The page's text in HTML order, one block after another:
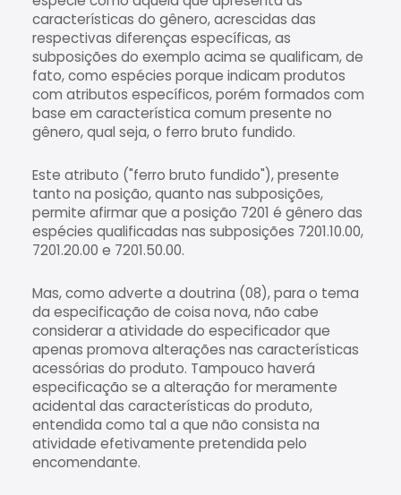
características do gênero, acrescidas das
respectivas diferenças específicas, as
subposições do exemplo acima se qualificam, de
fato, como espécies porque indicam produtos
com atributos específicos, porém formados com
base em característica comum presente no
gênero, qual seja, o ferro bruto fundido.
Este atributo ("ferro bruto fundido"), presente
tanto na posição, quanto nas subposições,
permite afirmar que a posição 7201 é gênero das
espécies qualificadas nas subposições 7201.10.00,
7201.20.00 e 7201.50.00.
Mas, como adverte a doutrina (08), para o tema
da especificação de coisa nova, não cabe
considerar a atividade do especificador que
apenas promova alterações nas características
acessórias do produto. Tampouco haverá
especificação se a alteração for meramente
acidental das características do produto,
entendida como tal a que não consista na
atividade efetivamente pretendida pelo
encomendante.